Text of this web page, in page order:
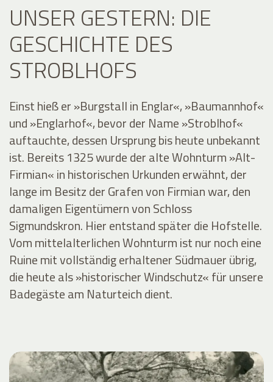
UNSER GESTERN: DIE
GESCHICHTE DES
STROBLHOFS
Einst hieß er »Burgstall in Englar«, »Baumannhof«
und »Englarhof«, bevor der Name »Stroblhof«
auftauchte, dessen Ursprung bis heute unbekannt
ist. Bereits 1325 wurde der alte Wohnturm »Alt-
Firmian« in historischen Urkunden erwähnt, der
lange im Besitz der Grafen von Firmian war, den
damaligen Eigentümern von Schloss
Sigmundskron. Hier entstand später die Hofstelle.
Vom mittelalterlichen Wohnturm ist nur noch eine
Ruine mit vollständig erhaltener Südmauer übrig,
die heute als »historischer Windschutz« für unsere
Badegäste am Naturteich dient.